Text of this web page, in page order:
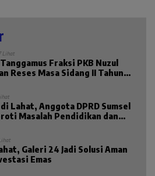
Lihat
Lahat, Anggota DPRD Sumsel
Masalah Pendidikan dan
Galeri 24 Jadi Solusi Aman
dan Investasi Emas